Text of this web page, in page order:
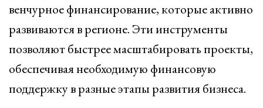
венчурное финансирование, которые активно
развиваются в регионе. Эти инструменты
позволяют быстрее масштабировать проекты,
обеспечивая необходимую финансовую
поддержку в разные этапы развития бизнеса.